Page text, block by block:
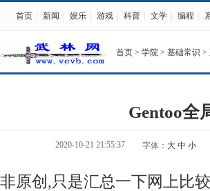
首页 新闻 娱乐 游戏 科普 文学 编程
首页 > 学院 > 基础常识 >
Gentoo全
2020-10-21 21:55:37 字体： 大 中 小
非原创,只是汇总一下网上比